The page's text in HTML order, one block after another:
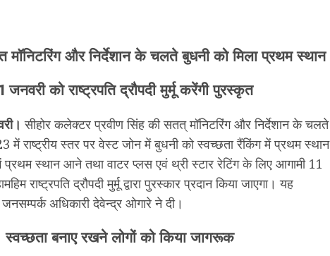
और निर्देशान के चलते बुधनी को मिला प्रथम स्थान
जनवरी को राष्ट्रपति द्रौपदी मुर्मू करेंगी पुरस्कृत
सीहोर कलेक्टर प्रवीण सिंह की सतत् मॉनिटरिंग और निर्देशान के चलते
में राष्ट्रीय स्तर पर वेस्ट जोन में बुधनी को स्वच्छता रैंकिंग में प्रथम स्थान
स्थान आने तथा वाटर प्लस एवं थ्री स्टार रेटिंग के लिए आगामी 11
राष्ट्रपति द्रौपदी मुर्मू द्वारा पुरस्कार प्रदान किया जाएगा। यह
अधिकारी देवेन्द्र ओगारे ने दी।
स्वच्छता बनाए रखने लोगों को किया जागरूक